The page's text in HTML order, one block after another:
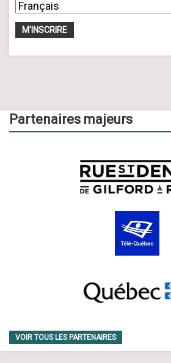
Partenaires majeurs
VOIR TOUS LES PARTENAIRES